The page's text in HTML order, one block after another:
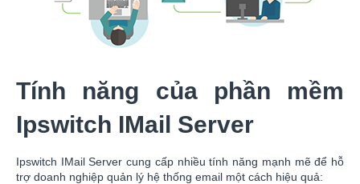
Tính năng của phần mềm
Ipswitch IMail Server
Ipswitch IMail Server cung cấp nhiều tính năng mạnh mẽ để hỗ
trợ doanh nghiệp quản lý hệ thống email một cách hiệu quả: